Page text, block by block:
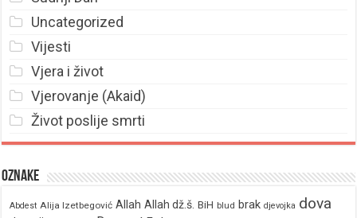
Uncategorized
Vijesti
Vjera i život
Vjerovanje (Akaid)
Život poslije smrti
Oznake
Abdest Alija Izetbegović Allah Allah dž.š. BiH blud brak djevojka dova